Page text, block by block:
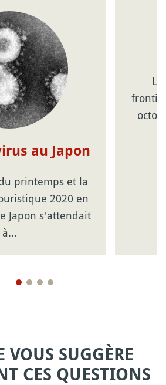
au Japon
printemps et la
2020 en
Japon s'attendait
à…
VOUS SUGGÈRE
CES QUESTIONS